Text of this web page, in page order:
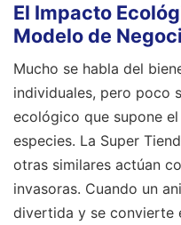
El Impacto
Modelo de
Mucho se habla del
individuales, pero poco
ecológico que supone
especies. La Super
otras similares actúan
invasoras. Cuando un
divertida y se convierte